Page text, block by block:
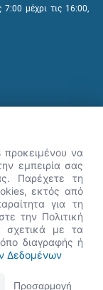
7:00 μέχρι τις 16:00,
Google Chrome, Mozilla Firefox,
η Νόησις.
σε βοηθήσω
προκειμένου να
εμπειρία σας
Παρέχετε τη
εκτός από
για τη
την Πολιτική
σχετικά με τα
διαγραφής ή
Δεδομένων
Προσαρμογή